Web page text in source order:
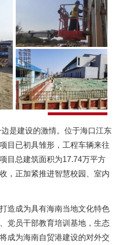
是建设的激情。位于海口江东
目已初具雏形，工程车辆来往
目总建筑面积为17.74万平方
，正加紧推进智慧校园、室内
造成为具有海南当地文化特色
党员干部教育培训基地，生态
成为海南自贸港建设的对外交